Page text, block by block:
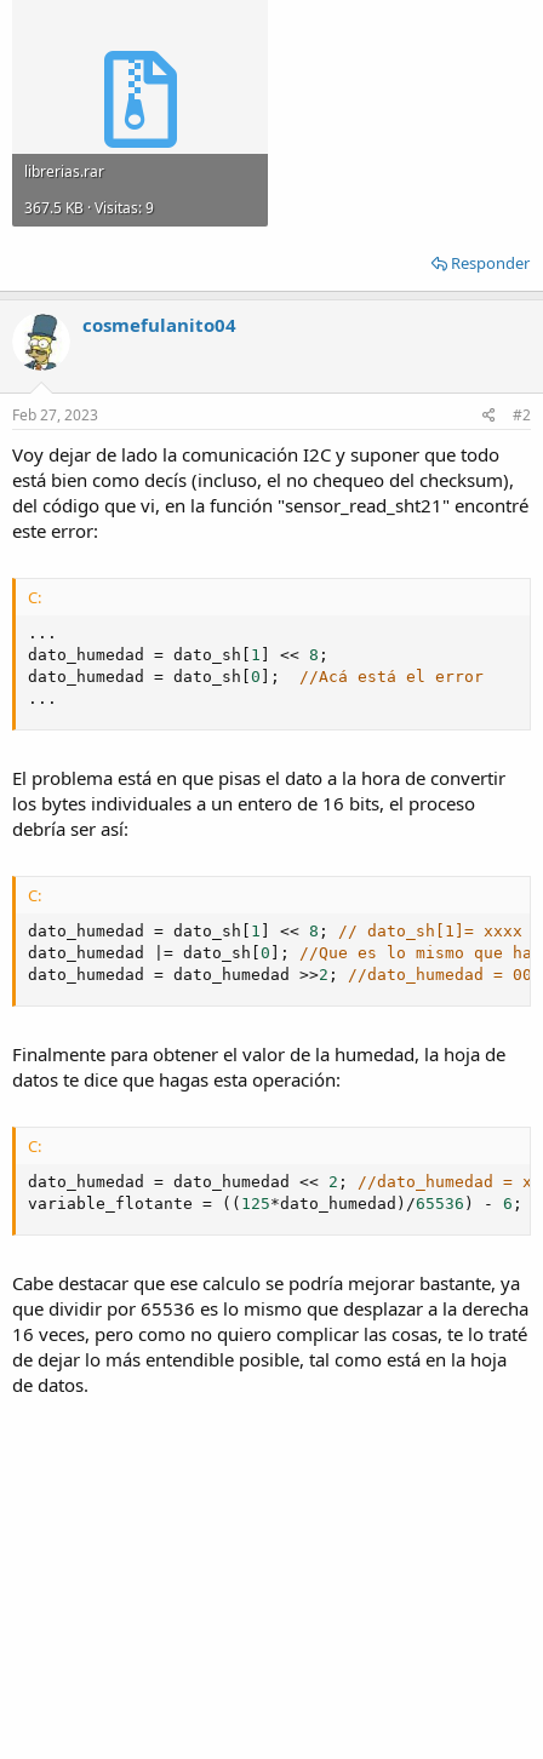
librerias.rar
367.5 KB · Visitas: 9
Responder
cosmefulanito04
Feb 27, 2023 #2
Voy dejar de lado la comunicación I2C y suponer que todo
está bien como decís (incluso, el no chequeo del checksum),
del código que vi, en la función "sensor_read_sht21" encontré
este error:
C:
. . .
dato_humedad = dato_sh 1 << 8 ;
dato_humedad = dato_sh 0 ;
//Acá está el error
. . .
El problema está en que pisas el dato a la hora de convertir
los bytes individuales a un entero de 16 bits, el proceso
debría ser así:
C:
dato_humedad = dato_sh 1 << 8 ;
// dato_sh[1]= xxxx
dato_humedad
|= dato_sh 0 ;
//Que es lo mismo que
dato_humedad = dato_humedad >>2 ; //dato_humedad =
Finalmente para obtener el valor de la humedad, la hoja de
datos te dice que hagas esta operación:
C:
dato_humedad = dato_humedad << 2 ;
//dato_humedad =
variable_flotante = ( ( 125*dato_humedad ) /65536 ) - 6 ;
Cabe destacar que ese calculo se podría mejorar bastante, ya
que dividir por 65536 es lo mismo que desplazar a la derecha
16 veces, pero como no quiero complicar las cosas, te lo traté
de dejar lo más entendible posible, tal como está en la hoja
de datos.